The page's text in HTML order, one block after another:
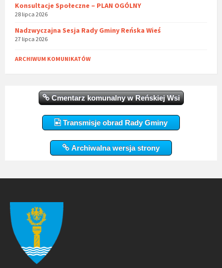
Konsultacje Społeczne – PLAN OGÓLNY
28 lipca 2026
Nadzwyczajna Sesja Rady Gminy Reńska Wieś
27 lipca 2026
ARCHIWUM KOMUNIKATÓW
Cmentarz komunalny w Reńskiej Wsi
Transmisje obrad Rady Gminy
Archiwalna wersja strony